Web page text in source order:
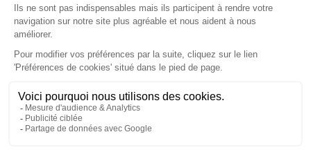
Présentation du magazine Rustica
Le Nouveau Rustica est bien plus qu'un simple magazine ;
c'est une invitation à embrasser un mode de vie
authentique et harmonieux, en parfaite symbiose avec la
nature. Conçu pour les passionnés de jardinage, les
amateurs de cuisine saine et les adeptes du bricolage, ce